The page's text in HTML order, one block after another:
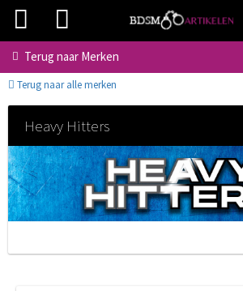
Terug naar Merken
Terug naar alle merken
Heavy Hitters